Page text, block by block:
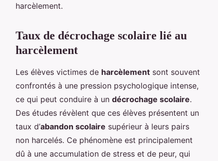
harcèlement.
Taux de décrochage scolaire lié au
harcèlement
Les élèves victimes de harcèlement sont souvent
confrontés à une pression psychologique intense,
ce qui peut conduire à un décrochage scolaire.
Des études révèlent que ces élèves présentent un
taux d’abandon scolaire supérieur à leurs pairs
non harcelés. Ce phénomène est principalement
dû à une accumulation de stress et de peur, qui